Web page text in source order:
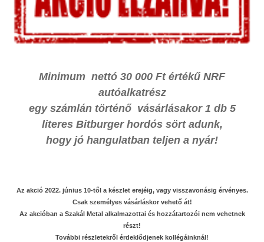
Minimum nettó 30 000 Ft értékű NRF
autóalkatrész
egy számlán történő vásárlásakor 1 db 5
literes Bitburger hordós sört adunk,
hogy jó hangulatban teljen a nyár!
Az akció 2022. június 10-től a készlet erejéig, vagy visszavonásig érvényes.
Csak személyes vásárláskor vehető át!
Az akcióban a Szakál Metal alkalmazottai és hozzátartozói nem vehetnek
részt!
További részletekről érdeklődjenek kollégáinknál!